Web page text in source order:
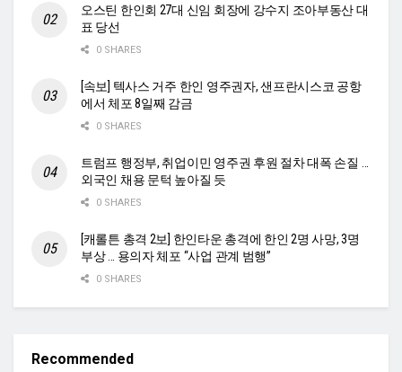
오스틴 한인회 27대 신임 회장에 강수지 조아부동산 대
표 당선
0 SHARES
[속보] 텍사스 거주 한인 영주권자, 샌프란시스코 공항
에서 체포 8일째 감금
0 SHARES
트럼프 행정부, 취업이민 영주권 후원 절차 대폭 손질 …
외국인 채용 문턱 높아질 듯
0 SHARES
[캐롤튼 총격 2보] 한인타운 총격에 한인 2명 사망, 3명
부상 … 용의자 체포 “사업 관계 범행”
0 SHARES
Recommended